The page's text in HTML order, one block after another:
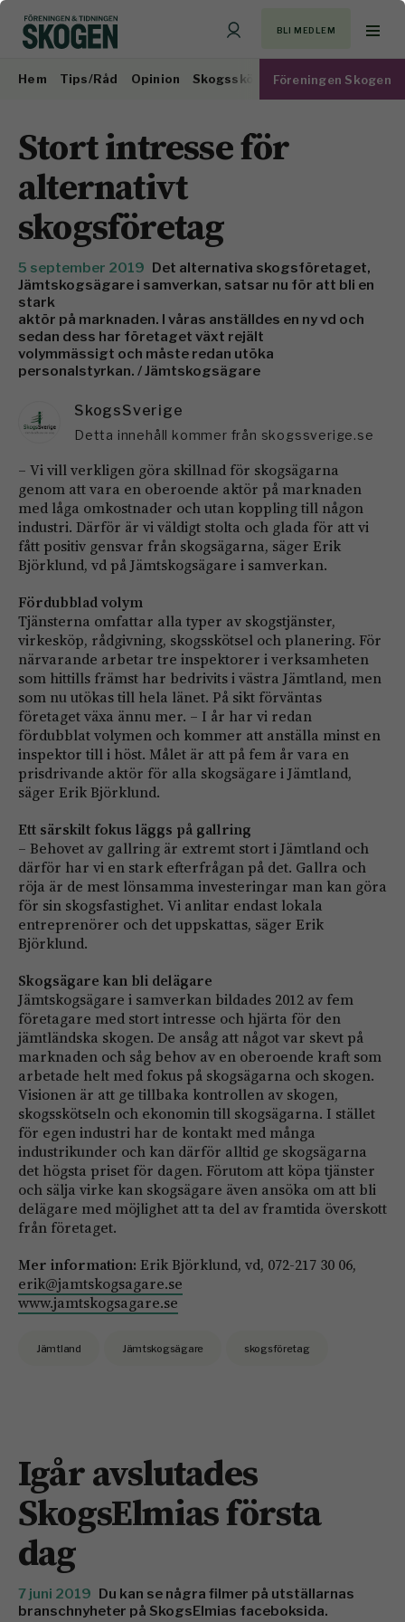
BLI MEDLEM
Hem Tips/Råd Opinion Skogsskötsel Virkesmarknad
Föreningen Skogen
Stort intresse för
alternativt
skogsföretag
5 september 2019 Det alternativa skogsföretaget,
Jämtskogsägare i samverkan, satsar nu för att bli en
stark
aktör på marknaden. I våras anställdes en ny vd och
sedan dess har företaget växt rejält
volymmässigt och måste redan utöka
personalstyrkan. / Jämtskogsägare
SkogsSverige
Detta innehåll kommer från skogssverige.se
– Vi vill verkligen göra skillnad för skogsägarna
genom att vara en oberoende aktör på marknaden
med låga omkostnader och utan koppling till någon
industri. Därför är vi väldigt stolta och glada för att vi
fått positiv gensvar från skogsägarna, säger Erik
Björklund, vd på Jämtskogsägare i samverkan.
Fördubblad volym
Tjänsterna omfattar alla typer av skogstjänster,
virkesköp, rådgivning, skogsskötsel och planering. För
närvarande arbetar tre inspektorer i verksamheten
som hittills främst har bedrivits i västra Jämtland, men
som nu utökas till hela länet. På sikt förväntas
företaget växa ännu mer. – I år har vi redan
fördubblat volymen och kommer att anställa minst en
inspektor till i höst. Målet är att på fem år vara en
prisdrivande aktör för alla skogsägare i Jämtland,
säger Erik Björklund.
Ett särskilt fokus läggs på gallring
– Behovet av gallring är extremt stort i Jämtland och
därför har vi en stark efterfrågan på det. Gallra och
röja är de mest lönsamma investeringar man kan göra
för sin skogsfastighet. Vi anlitar endast lokala
entreprenörer och det uppskattas, säger Erik
Björklund.
Skogsägare kan bli delägare
Jämtskogsägare i samverkan bildades 2012 av fem
företagare med stort intresse och hjärta för den
jämtländska skogen. De ansåg att något var skevt på
marknaden och såg behov av en oberoende kraft som
arbetade helt med fokus på skogsägarna och skogen.
Visionen är att ge tillbaka kontrollen av skogen,
skogsskötseln och ekonomin till skogsägarna. I stället
för egen industri har de kontakt med många
industrikunder och kan därför alltid ge skogsägarna
det högsta priset för dagen. Förutom att köpa tjänster
och sälja virke kan skogsägare även ansöka om att bli
delägare med möjlighet att ta del av framtida överskott
från företaget.
Mer information: Erik Björklund, vd, 072-217 30 06,
erik@jamtskogsagare.se
www.jamtskogsagare.se
Jämtland Jämtskogsägare skogsföretag
Igår avslutades
SkogsElmias första
dag
7 juni 2019 Du kan se några filmer på utställarnas
branschnyheter på SkogsElmias faceboksida.